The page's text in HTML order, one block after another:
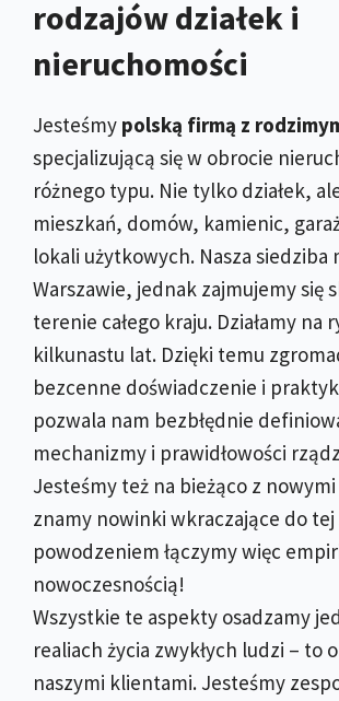
rodzajów działek i
nieruchomości
Jesteśmy polską firmą z
specjalizującą się w obrocie
różnego typu. Nie tylko działek,
mieszkań, domów, kamienic,
lokali użytkowych. Nasza siedziba
Warszawie, jednak zajmujemy się
terenie całego kraju. Działamy na
kilkunastu lat. Dzięki temu
bezcenne doświadczenie i
pozwala nam bezbłędnie
mechanizmy i prawidłowości
Jesteśmy też na bieżąco z
znamy nowinki wkraczające do tej
powodzeniem łączymy więc
nowoczesnością!
Wszystkie te aspekty osadzamy
realiach życia zwykłych ludzi – to
naszymi klientami. Jesteśmy